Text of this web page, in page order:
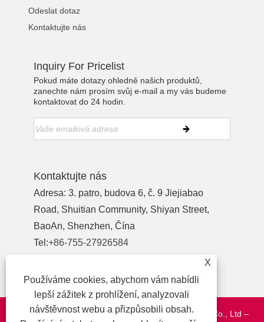
Odeslat dotaz
Kontaktujte nás
Inquiry For Pricelist
Pokud máte dotazy ohledně našich produktů,
zanechte nám prosím svůj e-mail a my vás budeme
kontaktovat do 24 hodin.
Kontaktujte nás
Adresa: 3. patro, budova 6, č. 9 Jiejiabao
Road, Shuitian Community, Shiyan Street,
BaoAn, Shenzhen, Čína
Tel:+86-755-27926584
E-mailem:yewu03@szymbp.com
Copyright © 2020 Shenzhen YanMing Plate Process Co., Ltd –
X
Používáme cookies, abychom vám nabídli
lepší zážitek z prohlížení, analyzovali
návštěvnost webu a přizpůsobili obsah.